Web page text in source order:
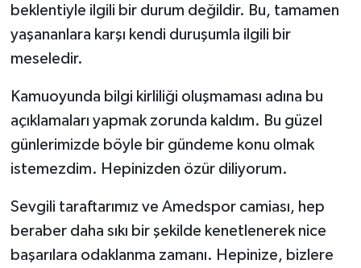
beklentiyle ilgili bir durum değildir. Bu, tamamen
yaşananlara karşı kendi duruşumla ilgili bir
meseledir.
Kamuoyunda bilgi kirliliği oluşmaması adına bu
açıklamaları yapmak zorunda kaldım. Bu güzel
günlerimizde böyle bir gündeme konu olmak
istemezdim. Hepinizden özür diliyorum.
Sevgili taraftarımız ve Amedspor camiası, hep
beraber daha sıkı bir şekilde kenetlenerek nice
başarılara odaklanma zamanı. Hepinize, bizlere